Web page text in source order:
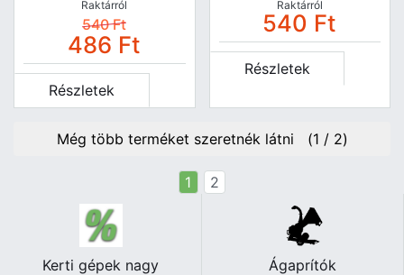
2005832
Raktárról
540Ft
486 Ft
Részletek
2012164
Raktárról
540 Ft
Részletek
Még több terméket szeretnék látni (1 / 2)
1 2
Kerti gépek nagy
Ágaprítók